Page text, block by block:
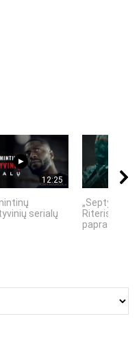
12:25
serialų
„Septynių
Riteris" – kai